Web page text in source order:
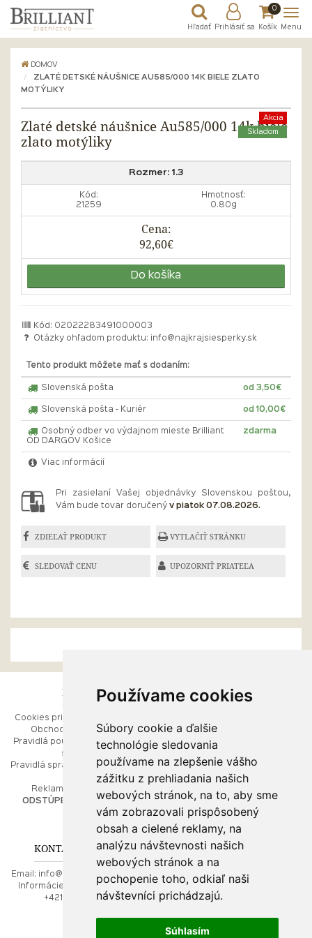
Používame cookies
Súbory cookie a ďalšie
technológie sledovania
používame na zlepšenie vášho
zážitku z prehliadania našich
webových stránok, na to, aby sme
vám zobrazovali prispôsobený
obsah a cielené reklamy, na
analýzu návštevnosti našich
webových stránok a na
pochopenie toho, odkiaľ naši
návštevníci prichádzajú.
Súhlasím
Hľadať Prihlásiť sa
0
Košík Menu
DOMOV
ZLATÉ DETSKÉ NÁUŠNICE AU585/000 14K BIELE ZLATO
MOTÝLIKY
Akcia
Skladom
Zlaté detské náušnice Au585/000 14k biele
zlato motýliky
Rozmer: 1.3
Kód:
21259
Hmotnosť:
0.80g
Cena:
92,60€
Do košíka
Kód: 02022283491000003
Otázky ohľadom produktu:
info@najkrajsiesperky.sk
Tento produkt môžete mať s dodaním:
Slovenská pošta od 3,50€
Slovenská pošta - Kuriér od 10,00€
Osobný odber vo výdajnom mieste Brilliant
OD DARGOV Košice
zdarma
Viac informácií
Pri zasielaní Vašej objednávky Slovenskou poštou,
Vám bude tovar doručený v piatok 07.08.2026.
ZDIEĽAŤ PRODUKT VYTLAČIŤ STRÁNKU
SLEDOVAŤ CENU UPOZORNIŤ PRIATEĽA
ESHOP
Cookies pri prezeraní stránok
Obchodné podmienky
Pravidlá používania webových
stránok
Pravidlá spracúvania osobných
Reklamačný poriadok
ODSTÚPENIE OD ZMLUVY
RÝCHLE MENU
Ako balíme Vaše šperky
Kontaktujte nás
PORADŇA
Ako nakupovať
O drahých kovoch
Doprava a poštovné
KONTAKT NA NÁS
Email:
info@najkrajsiesperky.sk
Informácie:
+421917 881556,
+421556224323